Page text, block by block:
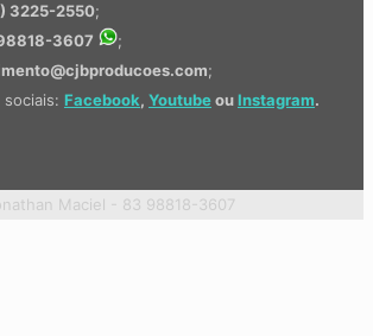
3225-2550;
3607
;
;
Facebook, Youtubeou Instagram.
Maciel - 83 98818-3607